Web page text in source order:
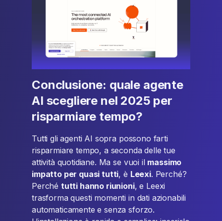
Conclusione: quale agente
AI scegliere nel 2025 per
risparmiare tempo?
Tutti gli agenti AI sopra possono farti
risparmiare tempo, a seconda delle tue
attività quotidiane. Ma se vuoi il massimo
impatto per quasi tutti, è Leexi. Perché?
Perché tutti hanno riunioni, e Leexi
trasforma questi momenti in dati azionabili
automaticamente e senza sforzo.